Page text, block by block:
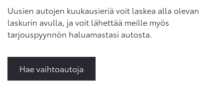
Uusien autojen kuukausieriä voit laskea alla olevan
laskurin avulla, ja voit lähettää meille myös
tarjouspyynnön haluamastasi autosta.
Hae vaihtoautoja